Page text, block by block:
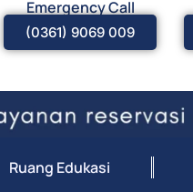
Emergency Call
(0361) 9069 009
Ruang Edukasi